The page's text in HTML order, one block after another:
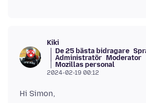
Kiki
De 25 bästa bidragare
Administratör Moderator
Mozillas personal
2024-02-19 00:12